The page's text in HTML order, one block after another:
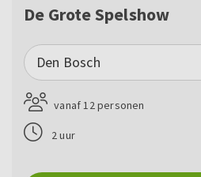
De Grote Spelshow
Den Bosch
vanaf 12 personen
2 uur